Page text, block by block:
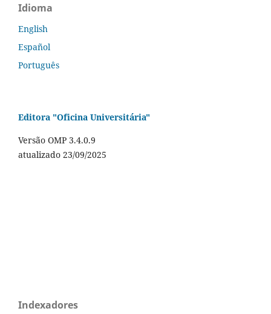
Idioma
English
Español
Português
Editora "Oficina Universitária"
Versão OMP 3.4.0.9
atualizado 23/09/2025
Indexadores